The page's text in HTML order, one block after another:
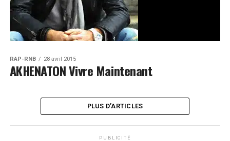
RAP-RNB 28 avril 2015
AKHENATON Vivre Maintenant
PLUS D’ARTICLES
PUBLICITÉ